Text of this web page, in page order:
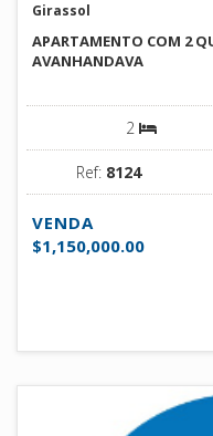
Girassol
APARTAMENTO COM 2
AVANHANDAVA
2
Ref: 8124
VENDA
$1,150,000.00